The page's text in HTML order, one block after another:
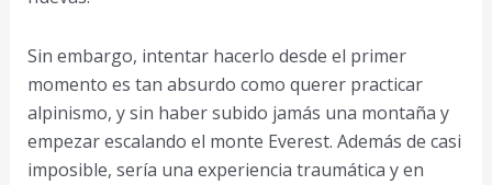
Sin embargo, intentar hacerlo desde el primer
momento es tan absurdo como querer practicar
alpinismo, y sin haber subido jamás una montaña y
empezar escalando el monte Everest. Además de casi
imposible, sería una experiencia traumática y en